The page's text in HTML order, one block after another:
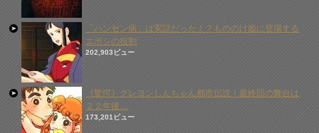
「ハンセン病」は実話だった！？もののけ姫に登場する
エボシの役割
202,903ビュー
《驚愕》クレヨンしんちゃん都市伝説！最終回の舞台は
２２年後…
173,201ビュー